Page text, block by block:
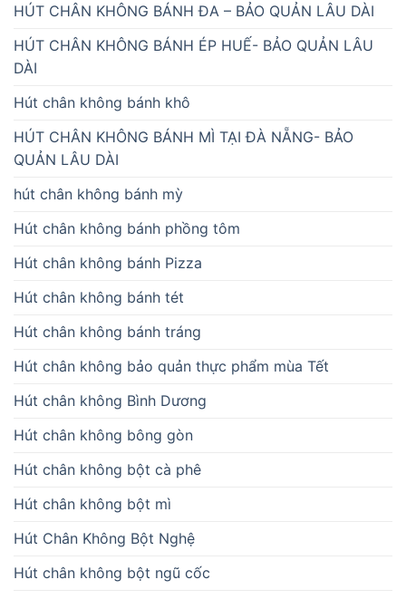
HÚT CHÂN KHÔNG BÁNH ĐA – BẢO QUẢN LÂU DÀI
HÚT CHÂN KHÔNG BÁNH ÉP HUẾ- BẢO QUẢN LÂU
DÀI
Hút chân không bánh khô
HÚT CHÂN KHÔNG BÁNH MÌ TẠI ĐÀ NẴNG- BẢO
QUẢN LÂU DÀI
hút chân không bánh mỳ
Hút chân không bánh phồng tôm
Hút chân không bánh Pizza
Hút chân không bánh tét
Hút chân không bánh tráng
Hút chân không bảo quản thực phẩm mùa Tết
Hút chân không Bình Dương
Hút chân không bông gòn
Hút chân không bột cà phê
Hút chân không bột mì
Hút Chân Không Bột Nghệ
Hút chân không bột ngũ cốc